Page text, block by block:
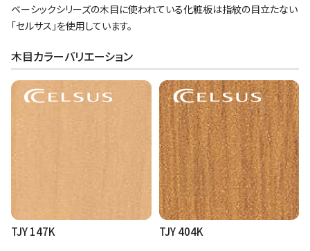
ベーシックシリーズの木目に使われている化粧板は指紋の目立たない
「セルサス」を使用しています。
木目カラーバリエーション
TJY 147K TJY 404K